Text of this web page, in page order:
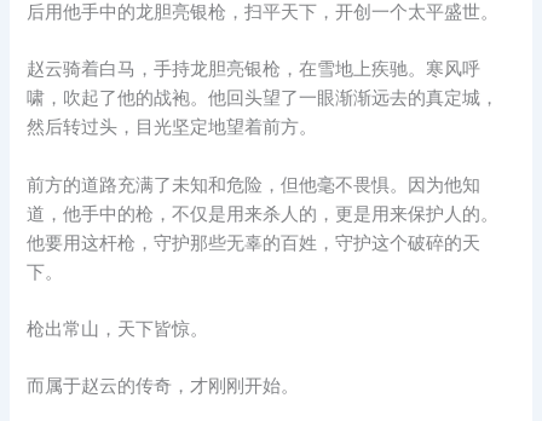
后用他手中的龙胆亮银枪，扫平天下，开创一个太平盛世。
赵云骑着白马，手持龙胆亮银枪，在雪地上疾驰。寒风呼
啸，吹起了他的战袍。他回头望了一眼渐渐远去的真定城，
然后转过头，目光坚定地望着前方。
前方的道路充满了未知和危险，但他毫不畏惧。因为他知
道，他手中的枪，不仅是用来杀人的，更是用来保护人的。
他要用这杆枪，守护那些无辜的百姓，守护这个破碎的天
下。
枪出常山，天下皆惊。
而属于赵云的传奇，才刚刚开始。